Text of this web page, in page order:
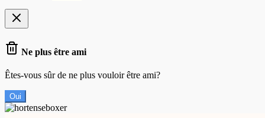
Ne plus être ami
Êtes-vous sûr de ne plus vouloir être ami?
Oui